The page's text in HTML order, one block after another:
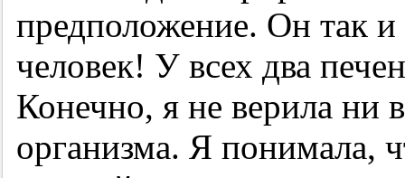
предположение. Он так
человек! У всех два
Конечно, я не верила ни
организма. Я понимала,